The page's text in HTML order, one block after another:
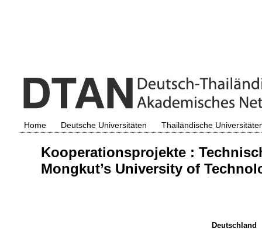
Home Deutsche Universitäten Thailändische
Kooperationsprojekte :
Mongkut’s University of
Deutschland